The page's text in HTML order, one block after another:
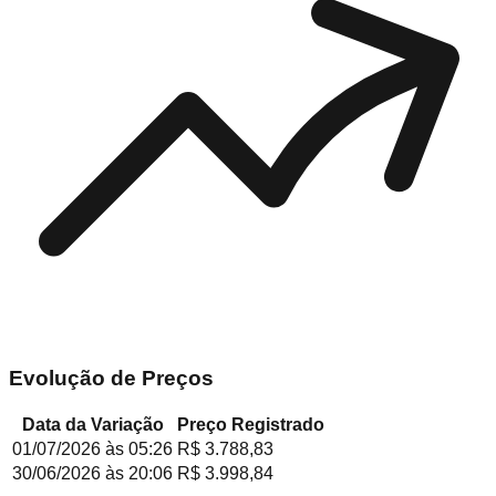
Evolução de Preços
Data da Variação
Preço Registrado
01/07/2026 às 05:26 R$ 3.788,83
30/06/2026 às 20:06 R$ 3.998,84